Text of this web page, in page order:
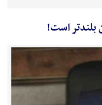
بلندتر است!